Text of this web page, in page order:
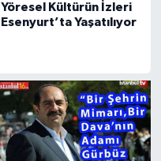
Yöresel Kültürün İzleri
Esenyurt’ta Yaşatılıyor